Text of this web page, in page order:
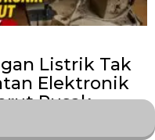
Listrik Tak
Elektronik
Rusak